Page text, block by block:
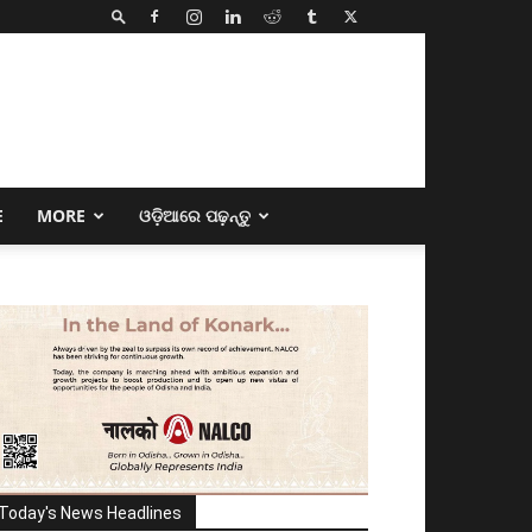
MORE ଓଡ଼ିଆରେ ପଢ଼ନ୍ତୁ
Today's News Headlines